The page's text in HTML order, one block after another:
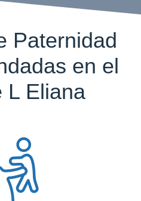
Paternidad
en el
L Eliana